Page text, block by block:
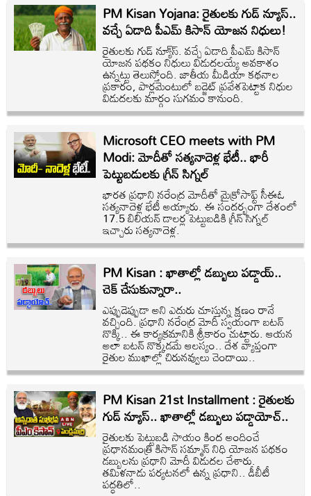
PM Kisan Yojana: రైతులకు గుడ్ న్యూస్..
వచ్చే ఏడాది పీఎమ్ కిసాన్ యోజన నిధులు!
రైతులకు గుడ్ న్యూ్స్. వచ్చే ఏడాది పీఎమ్ కిసాన్
యోజన పథకం నిధులు విడుదలయ్యే అవకాశం
ఉన్నట్టు తెలుస్తోంది. జాతీయ మీడియా కథనాల
ప్రకారం, పార్లమెంటులో బడ్జెట్ ప్రవేశపెట్టాక నిధుల
విడుదలకు మార్గం సుగమం కానుంది.
Microsoft CEO meets with PM
Modi: మోదీతో సత్యనాదెళ్ల భేటీ.. భారీ
పెట్టుబడులకు గ్రీన్ సిగ్నల్
భారత ప్రధాని నరేంద్ర మోదీతో మైక్రోసాఫ్ట్ సీఈఓ
సత్యనాదెళ్ల భేటీ అయ్యారు. ఈ సందర్భంగా దేశంలో
17.5 బిలియన్ డాలర్ల పెట్టుబడికి గ్రీన్ సిగ్నల్
ఇచ్చారు సత్యనాదెళ్ల.
PM Kisan : ఖాతాల్లో డబ్బులు పడ్డాయ్..
చెక్ చేసుకున్నారా..
ఎప్పుడెప్పుడా అని ఎదురు చూస్తున్న క్షణం రానే
వచ్చింది. ప్రధాని నరేంద్ర మోదీ స్వయంగా బటన్
నొక్కి.. ఈ కార్యక్రమానికి శ్రీకారం చుట్టారు. ఆయన
అలా బటన్ నొక్కడమే ఆలస్యం.. దేశ వ్యాప్తంగా
రైతుల ముఖాల్లో చిరునవ్వులు చెందాయి..
PM Kisan 21st Installment : రైతులకు
గుడ్ న్యూస్.. ఖాతాల్లో డబ్బులు పడ్డాయోచ్..
రైతులకు పెట్టుబడి సాయం కింద అందించే
ప్రధానమంత్రి కిసాన్ సమ్మాన్ నిధి యోజన పథకం
డబ్బులను ప్రధాని మోదీ విడుదల చేశారు.
తమిళనాడు పర్యటనలో ఉన్న ప్రధాని.. డీబీటీ
పద్ధతిలో..